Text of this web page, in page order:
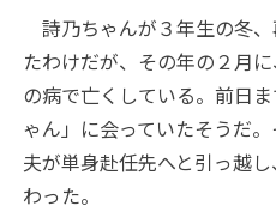
詩乃ちゃんが３年生の冬
たわけだが、その年の２月
の病で亡くしている。前日
ゃん」に会っていたそうだ
夫が単身赴任先へと引っ越
わった。